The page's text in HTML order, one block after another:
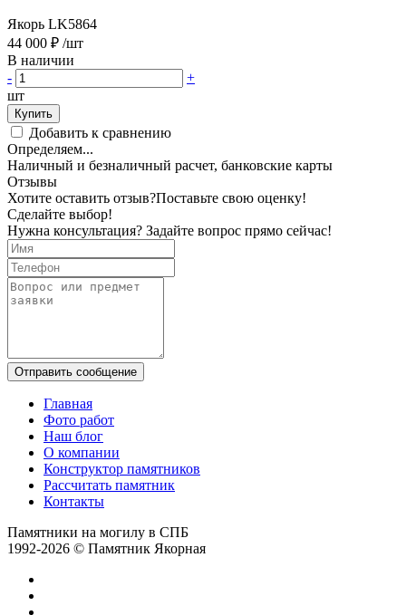
Якорь LK5864
44 000 ₽ /шт
В наличии
-
+
шт
Купить
Добавить к сравнению
Определяем...
Наличный и безналичный расчет, банковские карты
Отзывы
Хотите оставить отзыв?Поставьте свою оценку!
Сделайте выбор!
Нужна консультация? Задайте вопрос прямо сейчас!
Отправить сообщение
Главная
Фото работ
Наш блог
О компании
Конструктор памятников
Рассчитать памятник
Контакты
Памятники на могилу в СПБ
1992-2026 © Памятник Якорная